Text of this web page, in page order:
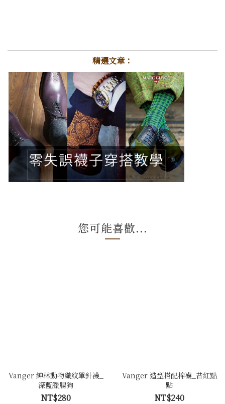
精選文章：
您可能喜歡...
Vanger 紳林動物織紋單針襪_
深藍臘腸狗
NT$280
Vanger 造型搭配棉襪_昔紅點
點
NT$240